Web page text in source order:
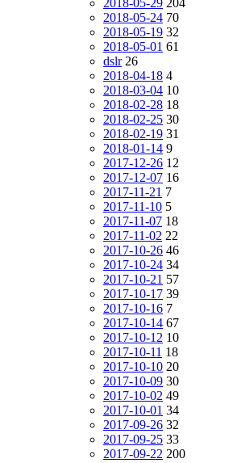
2018-05-24 70
2018-05-19 32
2018-05-01 61
dslr 26
2018-04-18 4
2018-03-04 10
2018-02-28 18
2018-02-25 30
2018-02-19 31
2018-01-14 9
2017-12-26 12
2017-12-07 16
2017-11-21 7
2017-11-10 5
2017-11-07 18
2017-11-02 22
2017-10-26 46
2017-10-24 34
2017-10-21 57
2017-10-17 39
2017-10-16 7
2017-10-14 67
2017-10-12 10
2017-10-11 18
2017-10-10 20
2017-10-09 30
2017-10-02 49
2017-10-01 34
2017-09-26 32
2017-09-25 33
2017-09-22 200